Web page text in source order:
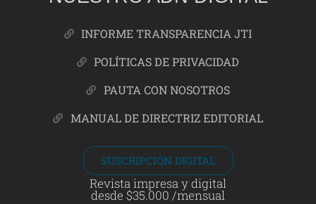
INFORME TRANSPARENCIA JTI
POLÍTICAS DE PRIVACIDAD
PAUTA CON NOSOTROS
MANUAL DE DIRECTRIZ EDITORIAL
SUSCRIPCIÓN DIGITAL
Revista impresa y digital
desde $35.000 /mensual